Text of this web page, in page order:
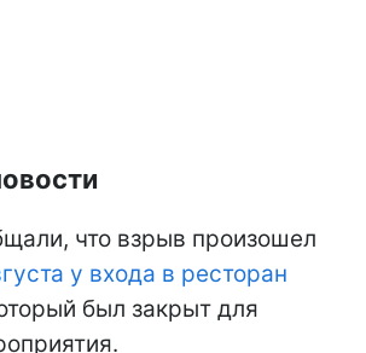
что взрыв произошел
у входа в ресторан
был закрыт для